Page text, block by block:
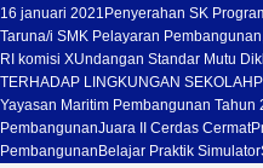
16 januari 2021 Penyerahan SK
Taruna/i SMK Pelayaran
RI komisi XUndangan Standar Mutu
TERHADAP LINGKUNGAN SEKOLAH
Yayasan Maritim Pembangunan Tahun
PembangunanJuara II Cerdas Cermat
Pembangunan Belajar Praktik Simulator